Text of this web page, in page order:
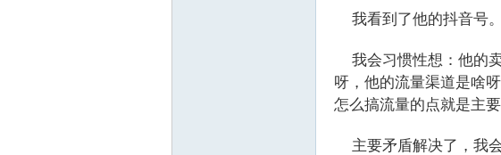
我看到了他的抖音号。
我会习惯性想：他的
呀，他的流量渠道是啥
怎么搞流量的点就是主
主要矛盾解决了，我